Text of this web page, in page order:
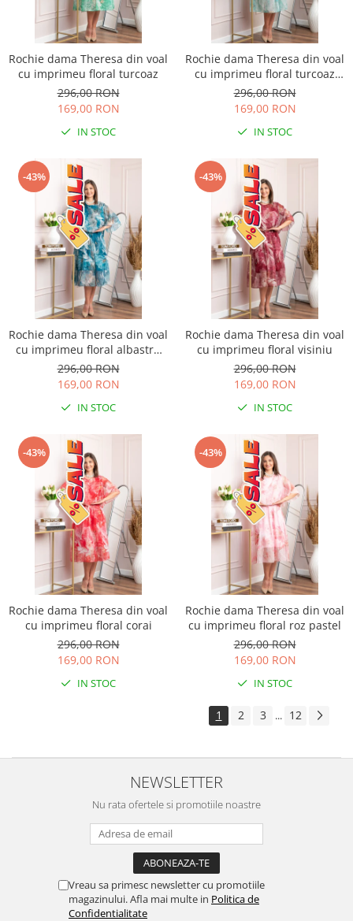
Rochie dama Theresa din voal
cu imprimeu floral turcoaz
296,00 RON
169,00 RON
IN STOC
Rochie dama Theresa din voal
cu imprimeu floral turcoaz
aqua
296,00 RON
169,00 RON
IN STOC
-43%
Rochie dama Theresa din voal
cu imprimeu floral albastru
petrol
296,00 RON
169,00 RON
IN STOC
-43%
Rochie dama Theresa din voal
cu imprimeu floral visiniu
296,00 RON
169,00 RON
IN STOC
-43%
Rochie dama Theresa din voal
cu imprimeu floral corai
296,00 RON
169,00 RON
IN STOC
-43%
Rochie dama Theresa din voal
cu imprimeu floral roz pastel
296,00 RON
169,00 RON
IN STOC
1 2 3 ... 12
NEWSLETTER
Nu rata ofertele si promotiile noastre
Vreau sa primesc newsletter cu promotiile
magazinului. Afla mai multe in Politica de
Confidentialitate